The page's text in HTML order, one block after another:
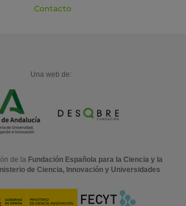
Contacto
Una web de:
de la Fundación Española para la Ciencia y la
de Ciencia, Innovación y Universidades